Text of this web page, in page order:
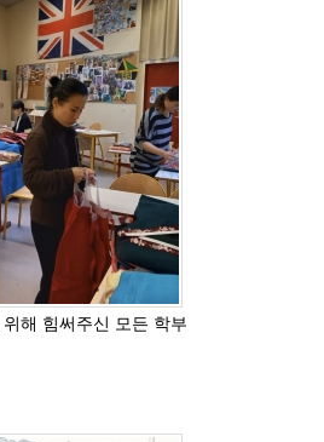
해 힘써주신 모든 학부모님들께 감사드